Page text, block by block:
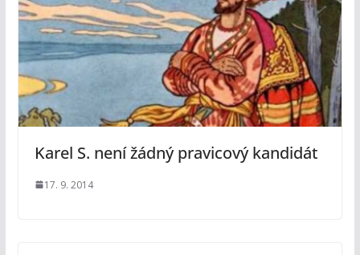
Karel S. není žádný pravicový kandidát
17. 9. 2014